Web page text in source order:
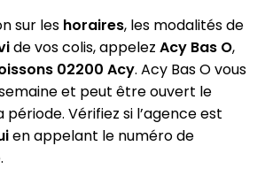
sur les horaires, les modalités de
de vos colis, appelez Acy Bas O,
02200 Acy. Acy Bas O vous
et peut être ouvert le
période. Vérifiez si l’agence est
en appelant le numéro de